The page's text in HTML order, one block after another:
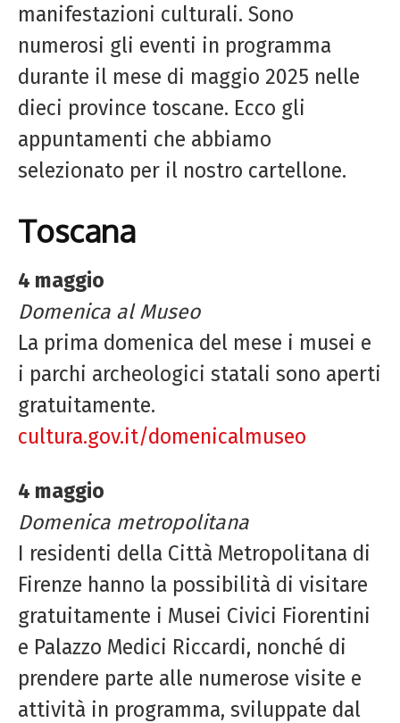
manifestazioni culturali. Sono
numerosi gli eventi in programma
durante il mese di maggio 2025 nelle
dieci province toscane. Ecco gli
appuntamenti che abbiamo
selezionato per il nostro cartellone.
Toscana
4 maggio
Domenica al Museo
La prima domenica del mese i musei e
i parchi archeologici statali sono aperti
gratuitamente.
cultura.gov.it/domenicalmuseo
4 maggio
Domenica metropolitana
I residenti della Città Metropolitana di
Firenze hanno la possibilità di visitare
gratuitamente i Musei Civici Fiorentini
e Palazzo Medici Riccardi, nonché di
prendere parte alle numerose visite e
attività in programma, sviluppate dal